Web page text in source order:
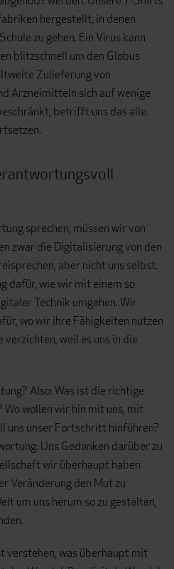
hergestellt, in denen
zu gehen. Ein Virus kann
blitzschnell um den Globus
Zulieferung von
Arzneimitteln sich auf wenige
betrifft uns das alle.
sprechen, müssen wir von
zwar die Digitalisierung von den
aber nicht uns selbst.
dafür, wie wir mit einem so
Technik umgehen. Wir
wo wir ihre Fähigkeiten nutzen
weil es uns in die
Also: Was ist die richtige
Wo wollen wir hin mit uns, mit
uns unser Fortschritt hinführen?
Uns Gedanken darüber zu
wir überhaupt haben
Veränderung den Mut zu
um uns herum so zu gestalten,
verstehen, was überhaupt mit